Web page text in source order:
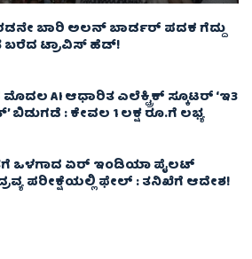
ಬಾರಿ ಅಲನ್ ಬಾರ್ಡರ್ ಪದಕ ಗೆದ್ದು
ಬರೆದ ಟ್ರಾವಿಸ್ ಹೆಡ್!
AI ಆಧಾರಿತ ಎಲೆಕ್ಟ್ರಿಕ್ ಸ್ಕೂಟರ್ ‘ಇ3
ಬಿಡುಗಡೆ : ಕೇವಲ 1 ಲಕ್ಷ ರೂ.ಗೆ ಲಭ್ಯ
ಒಳಗಾದ ಏರ್ ಇಂಡಿಯಾ ಪೈಲಟ್
ಪರೀಕ್ಷೆಯಲ್ಲಿ ಫೇಲ್ : ತನಿಖೆಗೆ ಆದೇಶ!